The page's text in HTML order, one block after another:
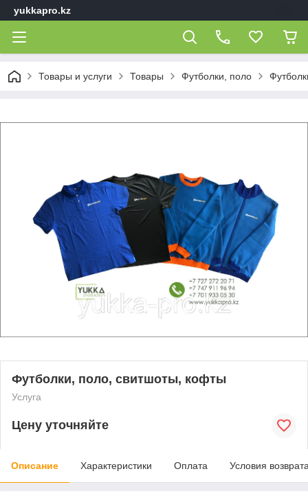
yukkapro.kz
Товары и услуги Товары Футболки, поло
Футболки, поло, свитшоты, кофты
Услуга
Цену уточняйте
Описание Характеристики Оплата Условия